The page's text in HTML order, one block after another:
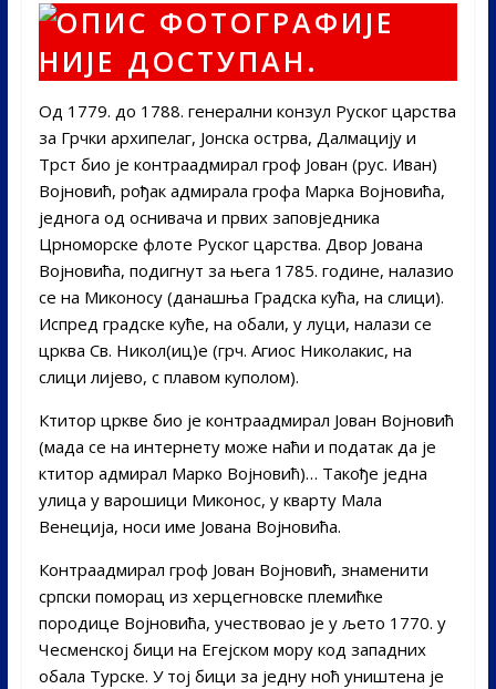
Од 1779. до 1788. генерални конзул Руског царства
за Грчки архипелаг, Јонска острва, Далмацију и
Трст био је контраадмирал гроф Јован (рус. Иван)
Војновић, рођак адмирала грофа Марка Војновића,
једнога од оснивача и првих заповједника
Црноморске флоте Руског царства. Двор Јована
Војновића, подигнут за њега 1785. године, налазио
се на Миконосу (данашња Градска кућа, на слици).
Испред градске куће, на обали, у луци, налази се
црква Св. Никол(иц)е (грч. Агиос Николакис, на
слици лијево, с плавом куполом).
Ктитор цркве био је контраадмирал Јован Војновић
(мада се на интернету може наћи и податак да је
ктитор адмирал Марко Војновић)… Такође једна
улица у варошици Миконос, у кварту Мала
Венеција, носи име Јована Војновића.
Контраадмирал гроф Јован Војновић, знаменити
српски поморац из херцегновске племићке
породице Војновића, учествовао је у љето 1770. у
Чесменској бици на Егејском мору код западних
обала Турске. У тој бици за једну ноћ уништена је